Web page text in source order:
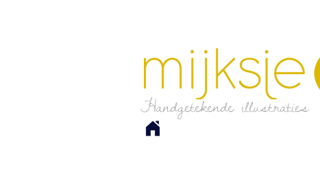
Handgetekende illustraties